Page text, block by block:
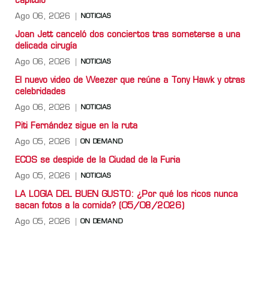
Ago 06, 2026 NOTICIAS
Joan Jett canceló dos conciertos tras someterse a una
delicada cirugía
Ago 06, 2026 NOTICIAS
El nuevo video de Weezer que reúne a Tony Hawk y otras
celebridades
Ago 06, 2026 NOTICIAS
Piti Fernández sigue en la ruta
Ago 05, 2026 ON DEMAND
ECOS se despide de la Ciudad de la Furia
Ago 05, 2026 NOTICIAS
LA LOGIA DEL BUEN GUSTO: ¿Por qué los ricos nunca
sacan fotos a la comida? (05/08/2026)
Ago 05, 2026 ON DEMAND